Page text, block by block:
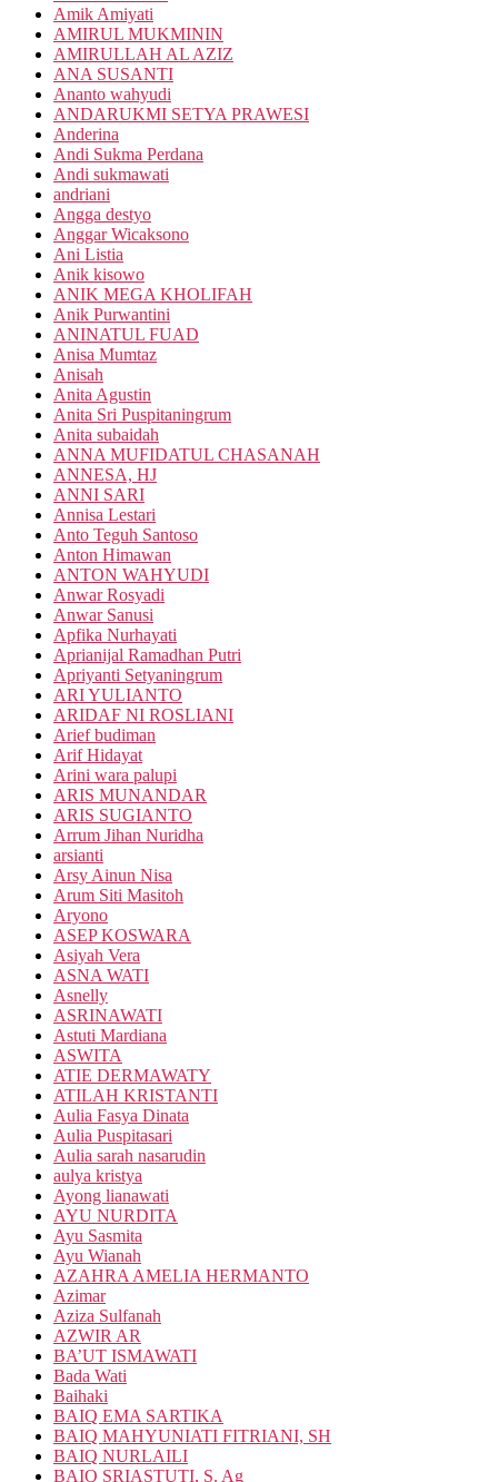
Amik Amiyati
AMIRUL MUKMININ
AMIRULLAH AL AZIZ
ANA SUSANTI
Ananto wahyudi
ANDARUKMI SETYA PRAWESI
Anderina
Andi Sukma Perdana
Andi sukmawati
andriani
Angga destyo
Anggar Wicaksono
Ani Listia
Anik kisowo
ANIK MEGA KHOLIFAH
Anik Purwantini
ANINATUL FUAD
Anisa Mumtaz
Anisah
Anita Agustin
Anita Sri Puspitaningrum
Anita subaidah
ANNA MUFIDATUL CHASANAH
ANNESA, HJ
ANNI SARI
Annisa Lestari
Anto Teguh Santoso
Anton Himawan
ANTON WAHYUDI
Anwar Rosyadi
Anwar Sanusi
Apfika Nurhayati
Aprianijal Ramadhan Putri
Apriyanti Setyaningrum
ARI YULIANTO
ARIDAF NI ROSLIANI
Arief budiman
Arif Hidayat
Arini wara palupi
ARIS MUNANDAR
ARIS SUGIANTO
Arrum Jihan Nuridha
arsianti
Arsy Ainun Nisa
Arum Siti Masitoh
Aryono
ASEP KOSWARA
Asiyah Vera
ASNA WATI
Asnelly
ASRINAWATI
Astuti Mardiana
ASWITA
ATIE DERMAWATY
ATILAH KRISTANTI
Aulia Fasya Dinata
Aulia Puspitasari
Aulia sarah nasarudin
aulya kristya
Ayong lianawati
AYU NURDITA
Ayu Sasmita
Ayu Wianah
AZAHRA AMELIA HERMANTO
Azimar
Aziza Sulfanah
AZWIR AR
BA’UT ISMAWATI
Bada Wati
Baihaki
BAIQ EMA SARTIKA
BAIQ MAHYUNIATI FITRIANI, SH
BAIQ NURLAILI
BAIQ SRIASTUTI, S. Ag